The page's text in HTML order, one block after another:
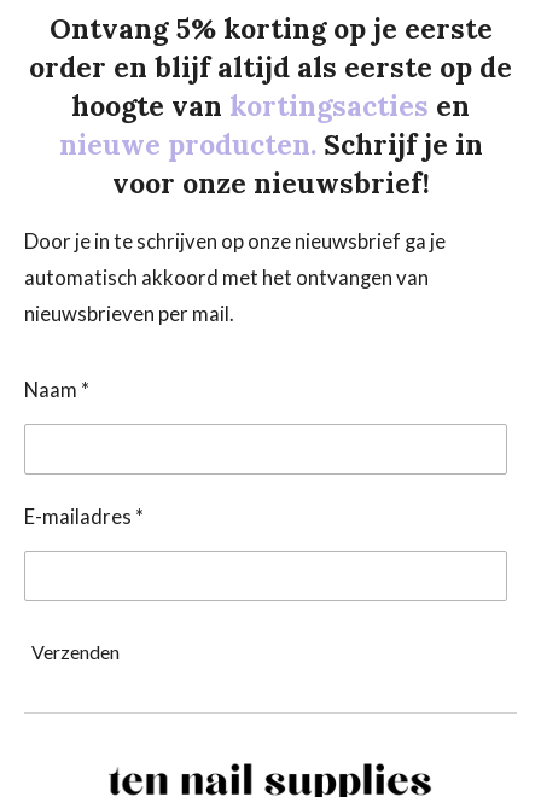
Ontvang 5% korting op je eerste
order en blijf altijd als eerste op de
hoogte van kortingsacties en
nieuwe producten. Schrijf je in
voor onze nieuwsbrief!
Door je in te schrijven op onze nieuwsbrief ga je
automatisch akkoord met het ontvangen van
nieuwsbrieven per mail.
Naam *
E-mailadres *
Verzenden